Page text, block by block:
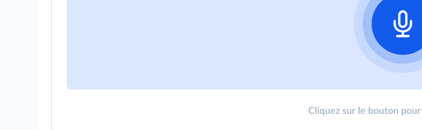
Cliquez sur le bouton